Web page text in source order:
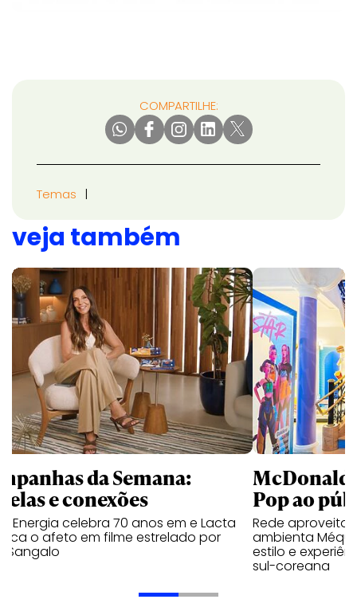
COMPARTILHE:
Temas
veja também
da Semana:
e conexões
Energia celebra 70 anos em e Lacta
o afeto em filme estrelado por
Sangalo
Pop ao
Rede aproveita
ambienta Méqui
estilo e
sul-coreana